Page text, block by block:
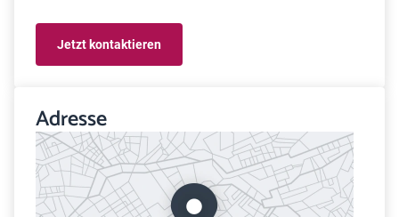
Jetzt kontaktieren
Adresse